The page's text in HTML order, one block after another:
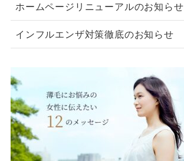
ホームページリニューアルのお知らせ
インフルエンザ対策徹底のお知らせ